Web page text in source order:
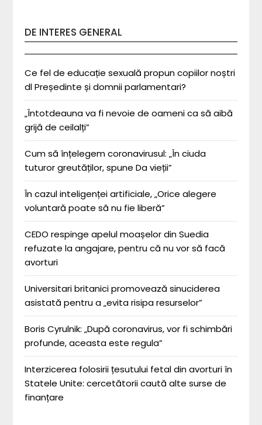
DE INTERES GENERAL
Ce fel de educație sexuală propun copiilor noștri
dl Președinte și domnii parlamentari?
„Întotdeauna va fi nevoie de oameni ca să aibă
grijă de ceilalți”
Cum să înțelegem coronavirusul: „În ciuda
tuturor greutăților, spune Da vieții”
În cazul inteligenței artificiale, „Orice alegere
voluntară poate să nu fie liberă”
CEDO respinge apelul moașelor din Suedia
refuzate la angajare, pentru că nu vor să facă
avorturi
Universitari britanici promovează sinuciderea
asistată pentru a „evita risipa resurselor”
Boris Cyrulnik: „După coronavirus, vor fi schimbări
profunde, aceasta este regula”
Interzicerea folosirii țesutului fetal din avorturi în
Statele Unite: cercetătorii caută alte surse de
finanțare